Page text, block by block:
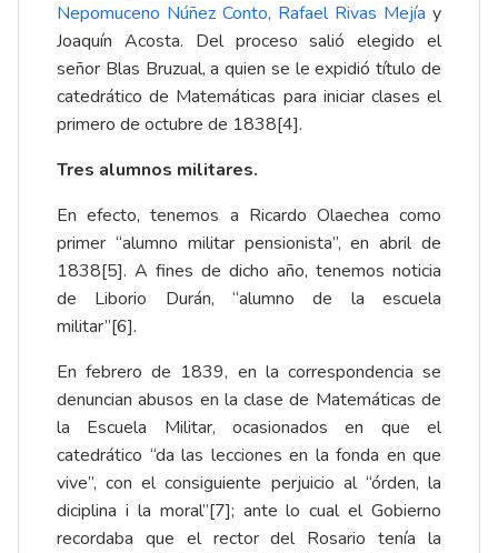
Nepomuceno Núñez Conto, Rafael Rivas Mejía y
Joaquín Acosta. Del proceso salió elegido el
señor Blas Bruzual, a quien se le expidió título de
catedrático de Matemáticas para iniciar clases el
primero de octubre de 1838[4].
Tres alumnos militares.
En efecto, tenemos a Ricardo Olaechea como
primer “alumno militar pensionista”, en abril de
1838[5]. A fines de dicho año, tenemos noticia
de Liborio Durán, “alumno de la escuela
militar”[6].
En febrero de 1839, en la correspondencia se
denuncian abusos en la clase de Matemáticas de
la Escuela Militar, ocasionados en que el
catedrático “da las lecciones en la fonda en que
vive”, con el consiguiente perjuicio al “órden, la
diciplina i la moral”[7]; ante lo cual el Gobierno
recordaba que el rector del Rosario tenía la